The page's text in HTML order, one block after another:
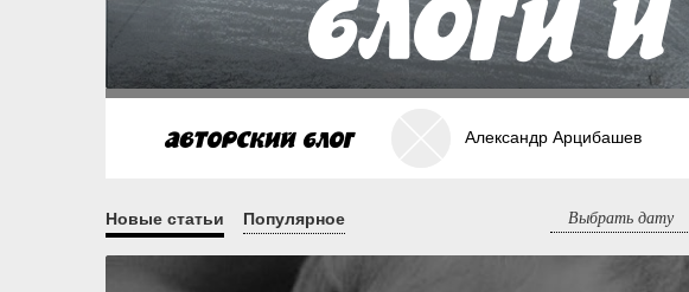
Александр Арцибашев
Новые статьи Популярное